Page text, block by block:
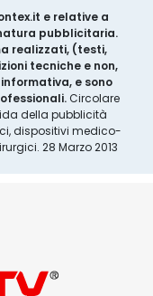
e relative a
pubblicitaria.
realizzati, (testi,
tecniche e non,
e sono
Circolare
della pubblicità
dispositivi medico-
28 Marzo 2013